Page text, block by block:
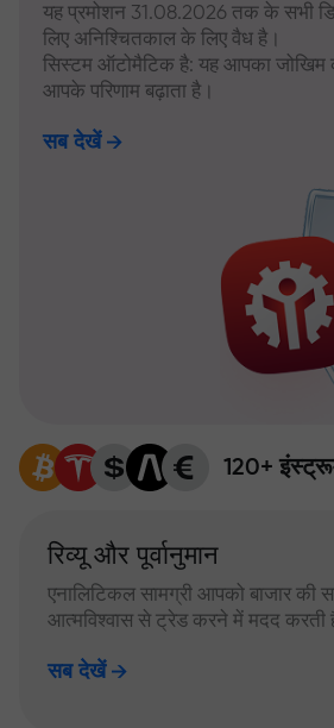
यह प्रमोशन 31.08.2026 तक के सभी
लिए अनिश्चितकाल के लिए वैध है।
सिस्टम ऑटोमैटिक है: यह आपका
आपके परिणाम बढ़ाता है।
सब देखें
120+
रिव्यू और पूर्वानुमान
एनालिटिकल सामग्री आपको बाजार की
आत्मविश्वास से ट्रेड करने में मदद करती
सब देखें